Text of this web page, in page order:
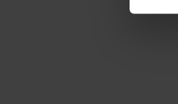
“Gestor